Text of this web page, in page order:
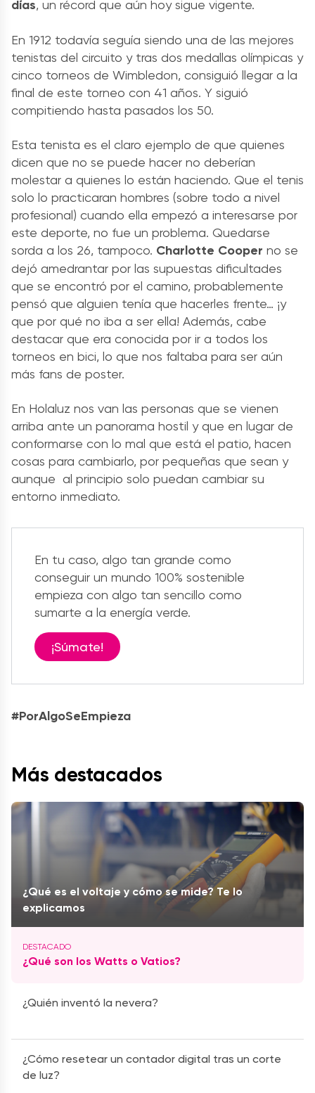
días, un récord que aún hoy sigue vigente.
En 1912 todavía seguía siendo una de las mejores
tenistas del circuito y tras dos medallas olímpicas y
cinco torneos de Wimbledon, consiguió llegar a la
final de este torneo con 41 años. Y siguió
compitiendo hasta pasados los 50.
Esta tenista es el claro ejemplo de que quienes
dicen que no se puede hacer no deberían
molestar a quienes lo están haciendo. Que el tenis
solo lo practicaran hombres (sobre todo a nivel
profesional) cuando ella empezó a interesarse por
este deporte, no fue un problema. Quedarse
sorda a los 26, tampoco. Charlotte Cooper no se
dejó amedrantar por las supuestas dificultades
que se encontró por el camino, probablemente
pensó que alguien tenía que hacerles frente… ¡y
que por qué no iba a ser ella! Además, cabe
destacar que era conocida por ir a todos los
torneos en bici, lo que nos faltaba para ser aún
más fans de poster.
En Holaluz nos van las personas que se vienen
arriba ante un panorama hostil y que en lugar de
conformarse con lo mal que está el patio, hacen
cosas para cambiarlo, por pequeñas que sean y
aunque al principio solo puedan cambiar su
entorno inmediato.
En tu caso, algo tan grande como
conseguir un mundo 100% sostenible
empieza con algo tan sencillo como
sumarte a la energía verde.
¡Súmate!
#PorAlgoSeEmpieza
Más destacados
¿Qué es el voltaje y cómo se mide? Te lo
explicamos
¿Qué son los Watts o Vatios?
¿Quién inventó la nevera?
¿Cómo resetear un contador digital tras un corte
de luz?